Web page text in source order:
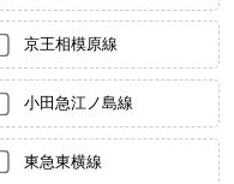
京王相模原線
小田急江ノ島線
東急東横線